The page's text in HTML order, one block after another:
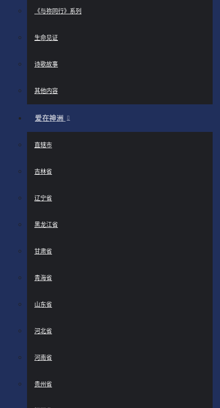
《与祢同行》系列
生命见证
诗歌故事
其他内容
爱在神洲
直辖市
吉林省
辽宁省
黑龙江省
甘肃省
青海省
山东省
河北省
河南省
贵州省